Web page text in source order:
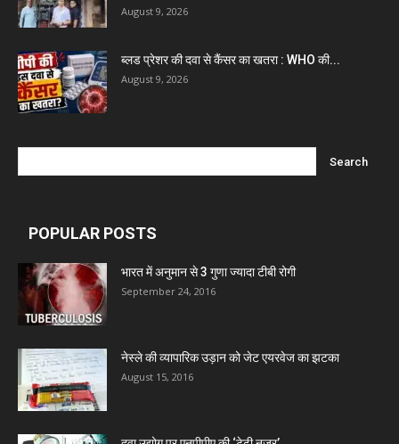
Mcneil & Argus Pharmaceuticals Limited
Nitin Lifesciences Ltd.
Leeford Healthcare Ltd
Admac Group Companies
Deep Shree Pharmaceuticals
Zumentes Healthcare
August 9, 2026
ब्लड प्रेशर की दवा से कैंसर का खतरा : WHO की...
August 9, 2026
POPULAR POSTS
भारत में अनुमान से 3 गुणा ज्यादा टीबी रोगी
September 24, 2016
नेस्ले की व्यापारिक उड़ान को जेट एयरवेज का झटका
August 15, 2016